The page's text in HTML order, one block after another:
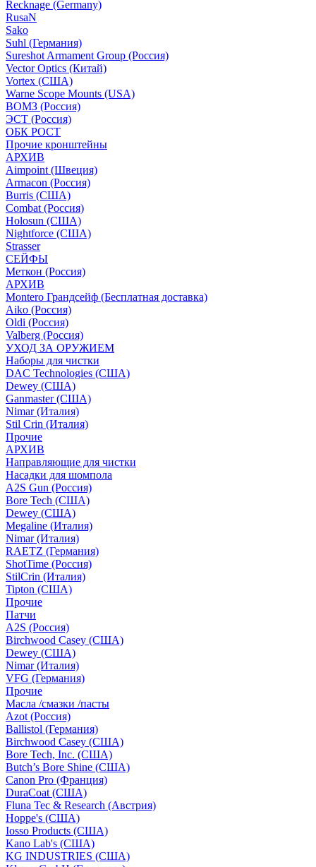
Recknage (Germany)
RusaN
Sako
Suhl (Германия)
Sureshot Armament Group (Россия)
Vector Optics (Китай)
Vortex (США)
Warne Scope Mounts (USA)
ВОМЗ (Россия)
ЭСТ (Россия)
ОБК РОСТ
Прочие кронштейны
АРХИВ
Aimpoint (Швеция)
Armacon (Россия)
Burris (США)
Combat (Россия)
Holosun (США)
Nightforce (США)
Strasser
СЕЙФЫ
Меткон (Россия)
АРХИВ
Montero Грандсейф (Бесплатная доставка)
Aiko (Россия)
Oldi (Россия)
Valberg (Россия)
УХОД ЗА ОРУЖИЕМ
Наборы для чистки
DAC Technologies (США)
Dewey (США)
Ganmaster (США)
Nimar (Италия)
Stil Crin (Италия)
Прочие
АРХИВ
Направляющие для чистки
Насадки для шомпола
A2S Gun (Россия)
Bore Tech (США)
Dewey (США)
Megaline (Италия)
Nimar (Италия)
RAETZ (Германия)
ShotTime (Россия)
StilCrin (Италия)
Tipton (США)
Прочие
Патчи
A2S (Россия)
Birchwood Casey (США)
Dewey (США)
Nimar (Италия)
VFG (Германия)
Прочие
Масла /смазки /пасты
Azot (Россия)
Ballistol (Германия)
Birchwood Casey (США)
Bore Tech, Inc. (США)
Butch’s Bore Shine (СШA)
Canon Pro (Франция)
DuraCoat (США)
Fluna Tec & Research (Австрия)
Hoppe's (США)
Iosso Products (США)
Kano Lab's (США)
KG INDUSTRIES (США)